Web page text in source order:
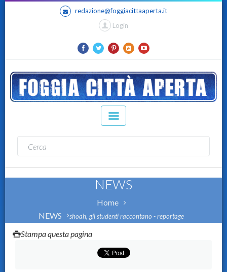
redazione@foggiacittaaperta.it
Login
NEWS
Home
NEWS
shoah, gli studenti raccontano - reportage
Stampa questa pagina